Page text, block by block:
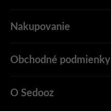
Nakupovanie
Obchodné podmienky
O Sedooz